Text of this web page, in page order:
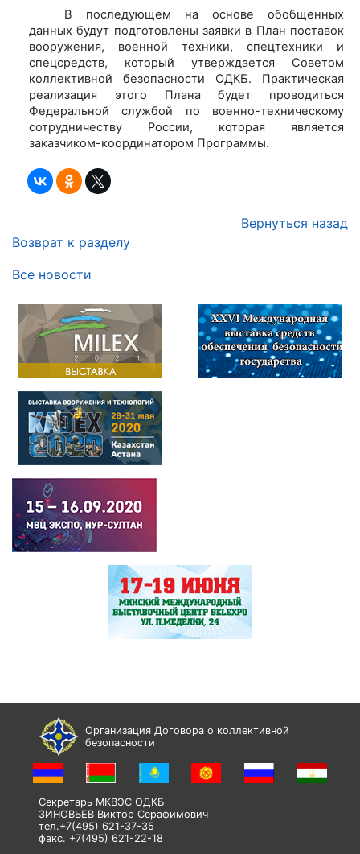
В последующем на основе обобщенных
данных будут подготовлены заявки в План поставок
вооружения, военной техники, спецтехники и
спецсредств, который утверждается Советом
коллективной безопасности ОДКБ. Практическая
реализация этого Плана будет проводиться
Федеральной службой по военно-техническому
сотрудничеству России, которая является
заказчиком-координатором Программы.
Вернуться назад
Возврат к разделу
Все новости
Организация Договора о коллективной
безопасности
Секретарь МКВЭС ОДКБ
ЗИНОВЬЕВ Виктор Серафимович
тел.+7(495) 621-37-35
факс. +7(495) 621-22-18